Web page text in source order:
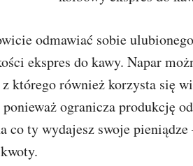
odmawiać sobie
ekspres do kawy. Napar
którego również korzysta się
ogranicza produkcję
ty wydajesz swoje pieniądze